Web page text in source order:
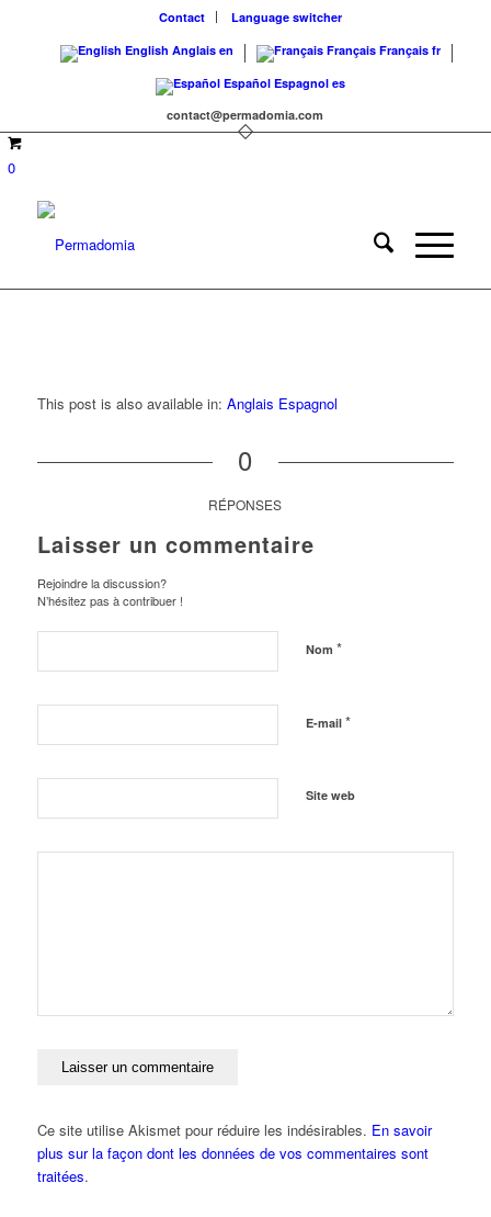
Contact
Language switcher
English Anglais en Français Français fr
Español Espagnol es
contact@permadomia.com
0
This post is also available in: Anglais Espagnol
0
RÉPONSES
Laisser un commentaire
Rejoindre la discussion?
N’hésitez pas à contribuer !
Nom *
E-mail *
Site web
Ce site utilise Akismet pour réduire les indésirables. En savoir
plus sur la façon dont les données de vos commentaires sont
traitées.